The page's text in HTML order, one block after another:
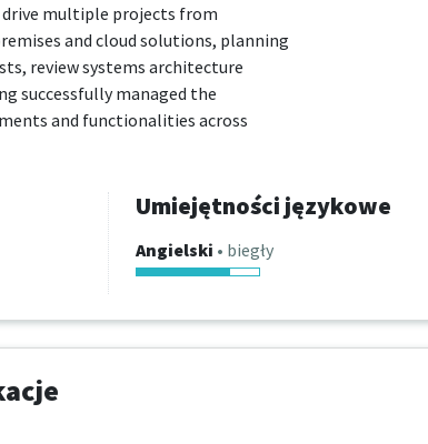
drive multiple projects from
and cloud solutions, planning
review systems architecture
successfully managed the
and functionalities across
Umiejętności językowe
Angielski • biegły